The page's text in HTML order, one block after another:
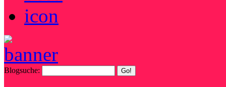
Blogsuche: